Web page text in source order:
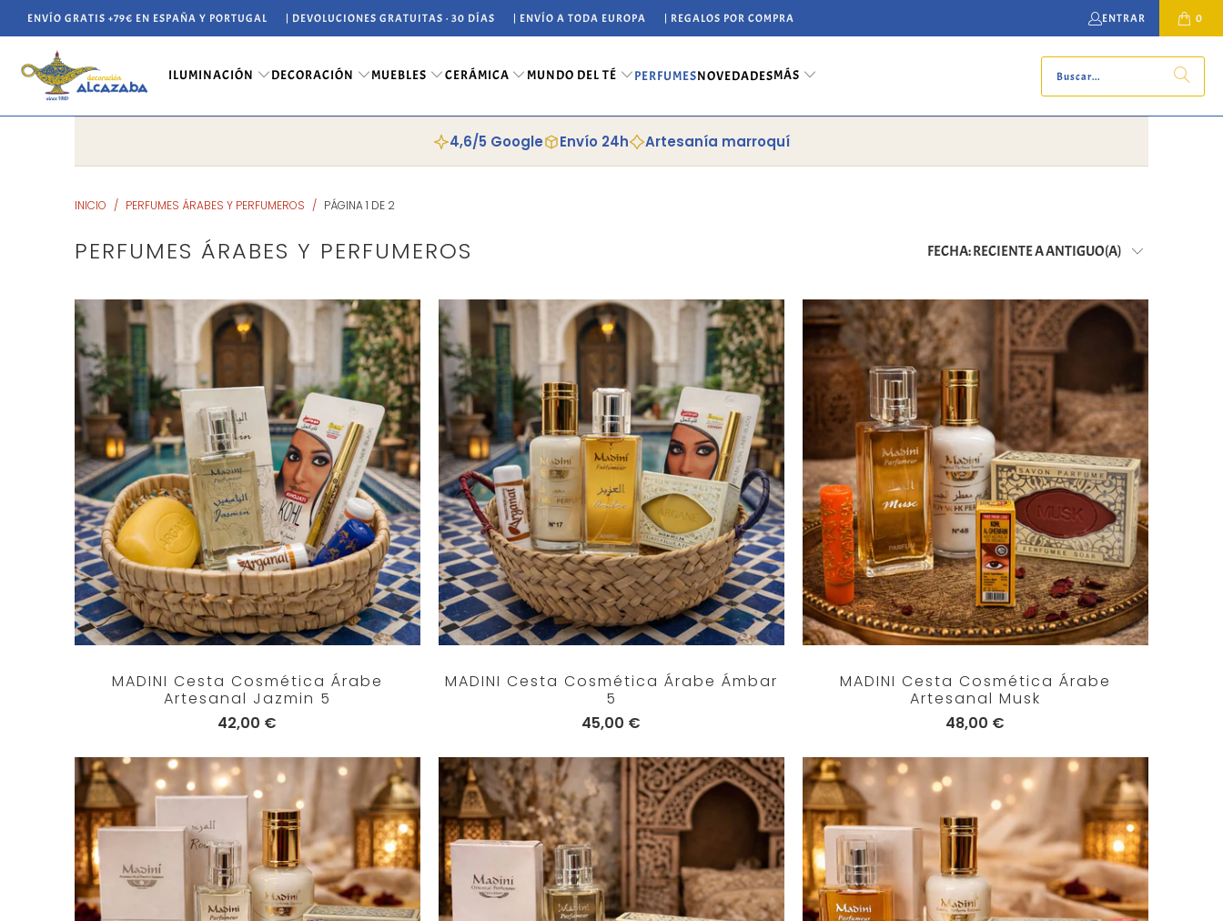
ENVÍO GRATIS +79€ EN ESPAÑA Y PORTUGAL | DEVOLUCIONES GRATUITAS · 30 DÍAS | ENVÍO A TODA EUROPA | REGALOS POR COMPRA ENTRAR 0
ILUMINACIÓN DECORACIÓN MUEBLES CERÁMICA MUNDO DEL TÉ PERFUMESNOVEDADESMÁS
4,6/5 Google Envío 24h Artesanía marroquí
INICIO / PERFUMES ÁRABES Y PERFUMEROS / PÁGINA 1 DE 2
PERFUMES ÁRABES Y PERFUMEROS
MADINI Cesta Cosmética Árabe
Artesanal Jazmin 5
42,00 €
MADINI Cesta Cosmética Árabe Ámbar
5
45,00 €
MADINI Cesta Cosmética Árabe
Artesanal Musk
48,00 €